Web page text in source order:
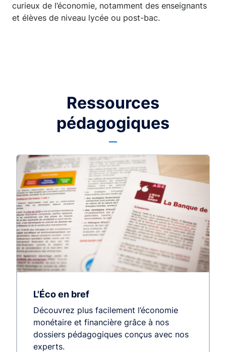
curieux de l’économie, notamment des enseignants
et élèves de niveau lycée ou post-bac.
Ressources
pédagogiques
L'Éco en bref
Découvrez plus facilement l’économie
monétaire et financière grâce à nos
dossiers pédagogiques conçus avec nos
experts.